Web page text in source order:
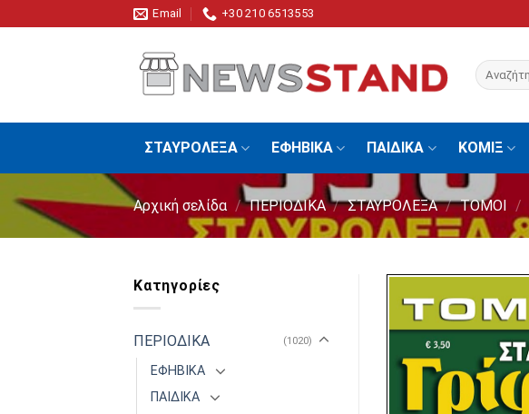
to
Email +30 210 6513553
Αναζήτηση
για:
ΣΤΑΥΡΟΛΕΞΑ ΕΦΗΒΙΚΑ ΠΑΙΔΙΚΑ ΚΟΜΙΞ
Αρχική σελίδα / ΠΕΡΙΟΔΙΚΑ / ΣΤΑΥΡΟΛΕΞΑ / ΤΟΜΟΙ /
Κατηγορίες
ΠΕΡΙΟΔΙΚΑ (1020)
ΕΦΗΒΙΚΑ
ΠΑΙΔΙΚΑ